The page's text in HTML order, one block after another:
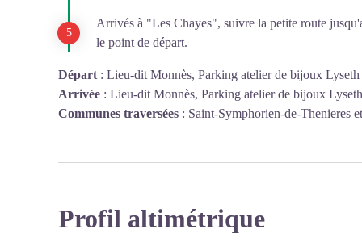
Arrivés à "Les Chayes", suivre la petite route
le point de départ.
Départ : Lieu-dit Monnès, Parking atelier de bijoux Lyseth
Arrivée : Lieu-dit Monnès, Parking atelier de bijoux
Communes traversées : Saint-Symphorien-de-Thenieres
Profil altimétrique